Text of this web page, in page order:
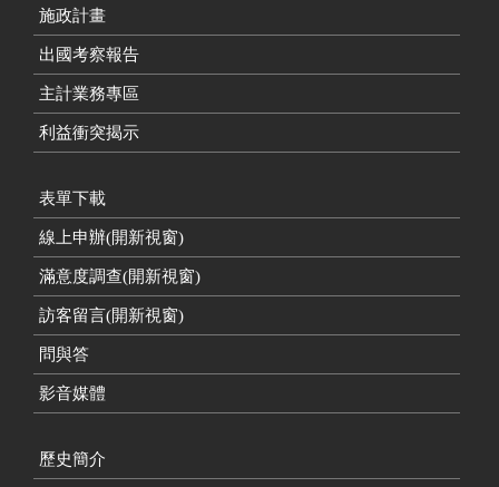
施政計畫
出國考察報告
主計業務專區
利益衝突揭示
表單下載
線上申辦(開新視窗)
滿意度調查(開新視窗)
訪客留言(開新視窗)
問與答
影音媒體
歷史簡介